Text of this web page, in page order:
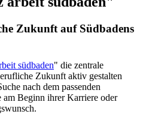
Zukunft auf Südbadens
südbaden" die zentrale
Zukunft aktiv gestalten
nach dem passenden
am Beginn ihrer Karriere oder